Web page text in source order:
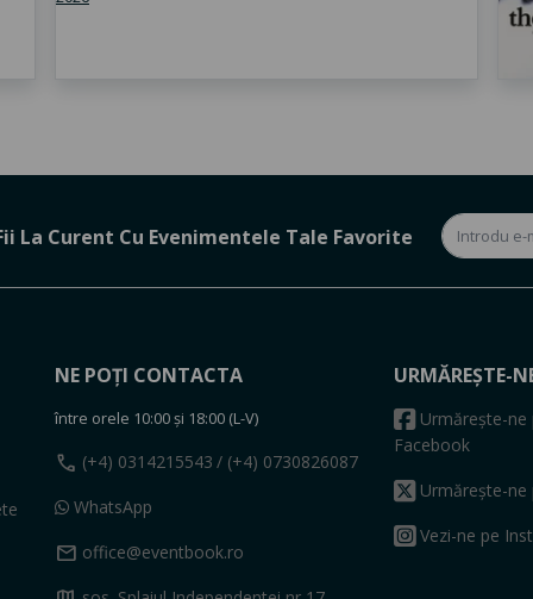
La Curent Cu Evenimentele Tale Favorite
NE POȚI CONTACTA
între orele 10:00 și 18:00 (L-V)
call (+4) 0314215543 / (+4) 0730826087
WhatsApp
mail office@eventbook.ro
URMĂREȘTE-
Urmărește-ne
Facebook
Urmărește-ne
Vezi-ne pe